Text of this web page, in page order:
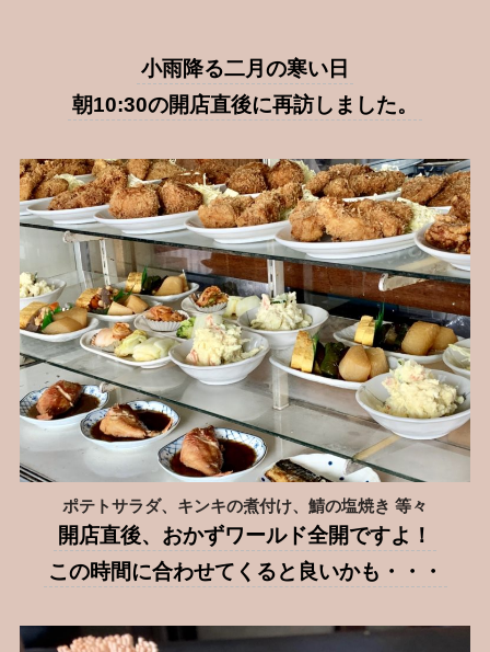
小雨降る二月の寒い日
朝10:30の開店直後に再訪しました。
ポテトサラダ、キンキの煮付け、鯖の塩焼き 等々
開店直後、おかずワールド全開ですよ！
この時間に合わせてくると良いかも・・・